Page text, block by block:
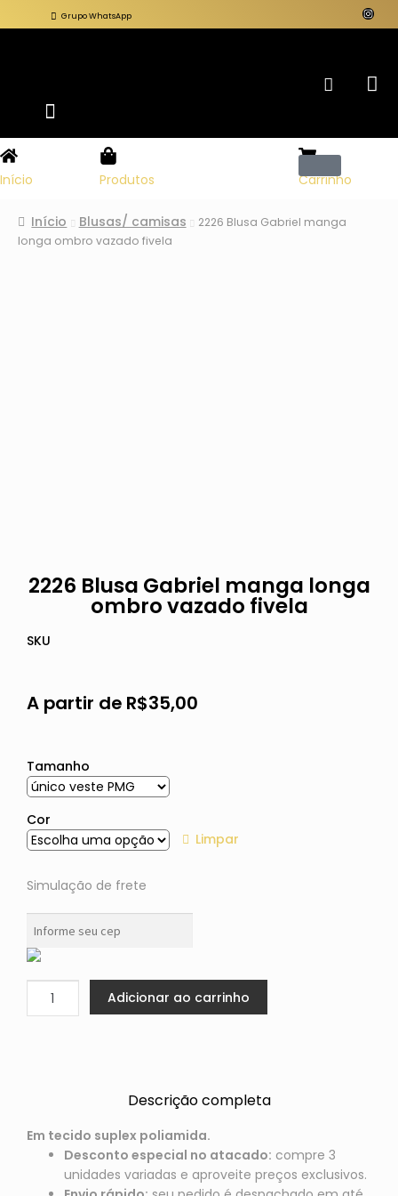
Grupo WhatsApp
Início Produtos Carrinho
Início Blusas/ camisas
2226 Blusa Gabriel manga
longa ombro vazado fivela
2226 Blusa Gabriel manga longa
ombro vazado fivela
SKU
A partir de R$35,00
Tamanho
Cor
Limpar
Simulação de frete
Adicionar ao carrinho
Descrição completa
Em tecido suplex poliamida.
Desconto especial no atacado: compre 3
unidades variadas e aproveite preços exclusivos.